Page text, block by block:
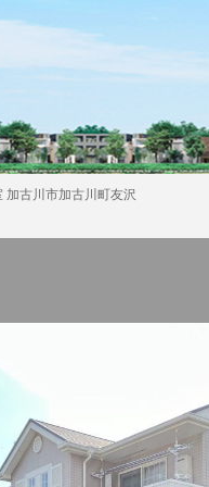
加古川市加古川町友沢